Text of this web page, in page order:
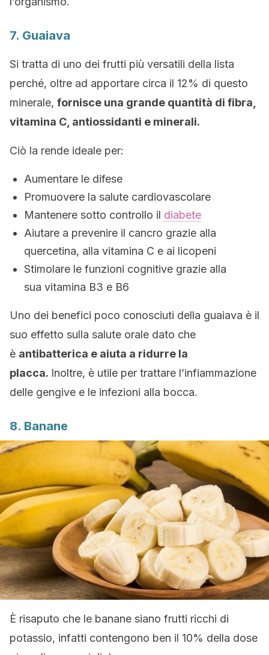
7. Guaiava
Si tratta di uno dei frutti più versatili della lista
perché, oltre ad apportare circa il 12% di questo
minerale, fornisce una grande quantità di fibra
vitamina C, antiossidanti e minerali.
Ciò la rende ideale per:
Aumentare le difese
Promuovere la salute cardiovascolare
Mantenere sotto controllo il diabete
Aiutare a prevenire il cancro grazie alla
quercetina, alla vitamina C e ai licopeni
Stimolare le funzioni cognitive grazie alla
sua vitamina B3 e B6
Uno dei benefici poco conosciuti della guaiava è il
suo effetto sulla salute orale dato che
è antibatterica e aiuta a ridurre la
placca. Inoltre, è utile per trattare l’infiammazione
delle gengive e le infezioni alla bocca.
8. Banane
È risaputo che le banane siano frutti ricchi di
potassio, infatti contengono ben il 10% della dose